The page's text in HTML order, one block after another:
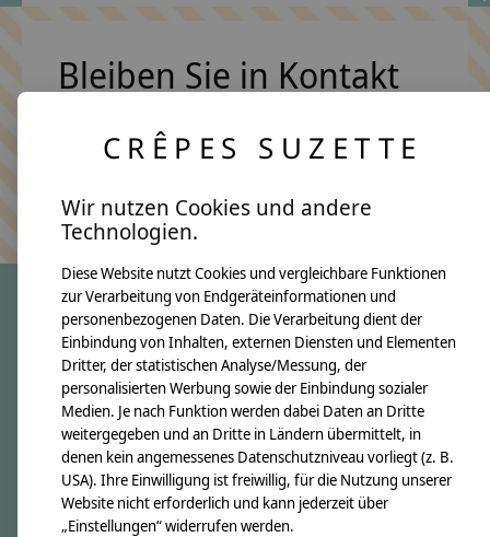
Bleiben Sie in Kontakt
Keine Sorge, wir übertreiben es nicht
crêpes suzette
Über uns
Unsere Creppies
Nähkästchen
Unsere Stoffe
Impressum
CRÊPES SUZETTE
Wir nutzen Cookies und andere
Technologien.
Diese Website nutzt Cookies und vergleichbare Funktionen
zur Verarbeitung von Endgeräteinformationen und
personenbezogenen Daten. Die Verarbeitung dient der
Einbindung von Inhalten, externen Diensten und Elementen
Dritter, der statistischen Analyse/Messung, der
personalisierten Werbung sowie der Einbindung sozialer
Medien. Je nach Funktion werden dabei Daten an Dritte
weitergegeben und an Dritte in Ländern übermittelt, in
denen kein angemessenes Datenschutzniveau vorliegt (z. B.
USA). Ihre Einwilligung ist freiwillig, für die Nutzung unserer
Website nicht erforderlich und kann jederzeit über
„Einstellungen“ widerrufen werden.